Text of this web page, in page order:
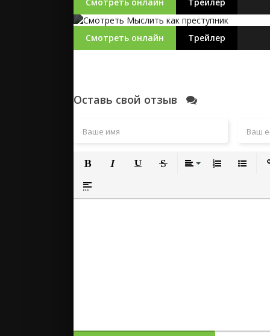
Смотреть онлайн Трейлер
Оставь свой отзыв
Полужирный
Вставка спойлера